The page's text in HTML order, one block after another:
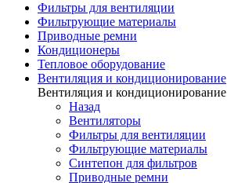
Фильтры для вентиляции
Фильтрующие материалы
Приводные ремни
Кондиционеры
Тепловое оборудование
Вентиляция и кондиционирование
Вентиляция и кондиционирование
Назад
Вентиляторы
Фильтры для вентиляции
Фильтрующие материалы
Синтепон для фильтров
Приводные ремни